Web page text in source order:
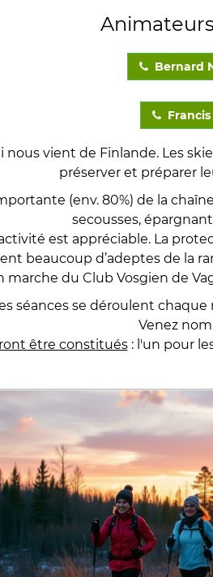
Bernard
Francis
vient de Finlande. Les
préserver et préparer
(env. 80%) de la
secousses,
est appréciable. La
beaucoup d’adeptes de la
marche du Club Vosgien de
séances se déroulent
Venez
être constitués: l'un pour